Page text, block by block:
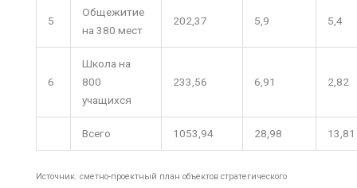
5
Общежитие
на 380 мест
202,37 5,9 5,4
6
Школа на
800
учащихся
233,56 6,91 2,82
Всего 1053,94 28,98 13,81
Источник: сметно-проектный план объектов стратегического